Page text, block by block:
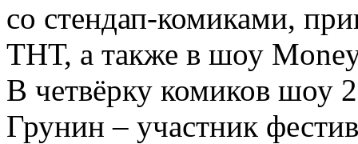
со стендап-комиками,
ТНТ, а также в шоу
В четвёрку комиков шоу
Грунин ‒ участник